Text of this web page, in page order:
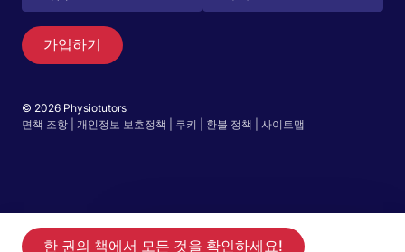
검색
회원 가입하기
한 권의 책에서 모든 것을 확인하세요!
가입하기
© 2026 Physiotutors
면책 조항
개인정보 보호정책 쿠키 환불 정책 사이트맵
앱에서 14일 무료 체험을 시작하세요